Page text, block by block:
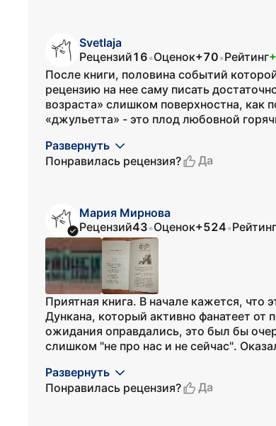
Svetlaja
Рецензий16•Оценок+70•Рейтинг
После книги, половина событий
рецензию на нее саму писать
возраста» слишком поверхностна, как
«джульетта» - это плод любовной
Развернуть
Понравилась рецензия?
Да
Мария Мирнова
Рецензий43•Оценок+524•Рейтинг
Приятная книга. В начале кажется, что
Дункана, который активно фанатеет
ожидания оправдались, это был бы
слишком "не про нас и не сейчас".
Развернуть
Понравилась рецензия?
Да